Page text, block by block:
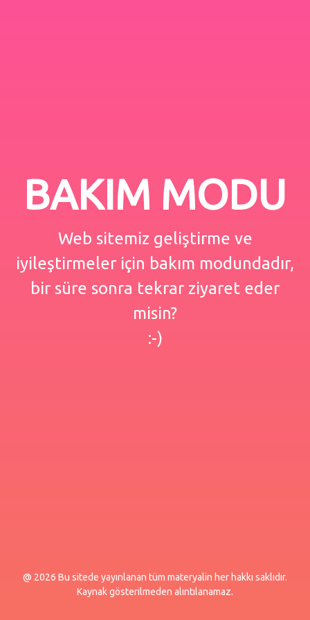
BAKIM MODU
Web sitemiz geliştirme ve
iyileştirmeler için bakım modundadır,
bir süre sonra tekrar ziyaret eder
misin?
:-)
@ 2026 Bu sitede yayınlanan tüm materyalin her hakkı saklıdır.
Kaynak gösterilmeden alıntılanamaz.